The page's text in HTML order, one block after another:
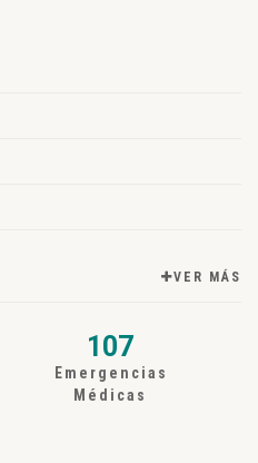
VER MÁS
107
Emergencias
Médicas